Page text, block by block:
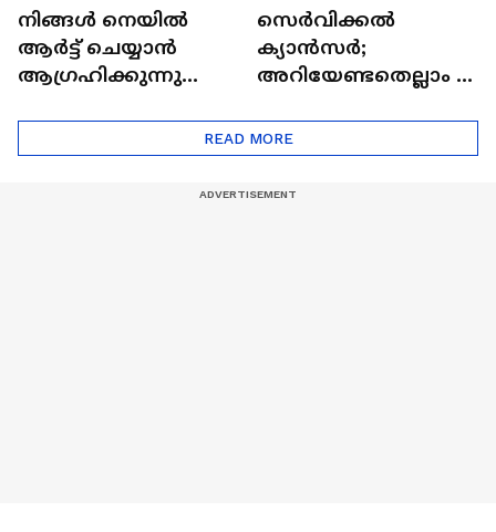
നിങ്ങൾ നെയിൽ
ആർട്ട് ചെയ്യാൻ
ആഗ്രഹിക്കുന്നുണ്ടോ
ട്രെൻഡിനെക്കുറിച്ച് |
Nail Art | Trends Cafe
സെർവിക്കൽ
ക്യാൻസർ;
അറിയേണ്ടതെല്ലാം |
Cancer
READ MORE